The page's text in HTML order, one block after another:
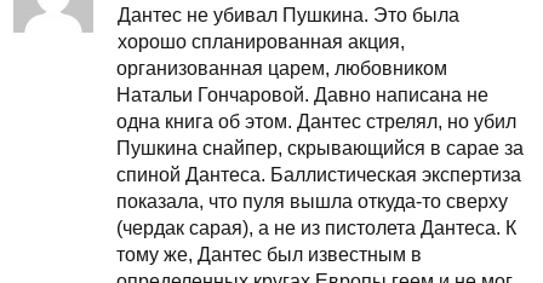
Дантес не убивал Пушкина. Это была
хорошо спланированная акция,
организованная царем, любовником
Натальи Гончаровой. Давно написана не
одна книга об этом. Дантес стрелял, но убил
Пушкина снайпер, скрывающийся в сарае за
спиной Дантеса. Баллистическая экспертиза
показала, что пуля вышла откуда-то сверху
(чердак сарая), а не из пистолета Дантеса. К
тому же, Дантес был известным в